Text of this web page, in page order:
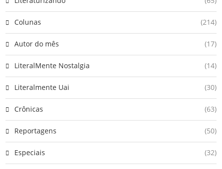
Colunas (214)
Autor do mês (17)
LiteralMente Nostalgia (14)
Literalmente Uai (30)
Crônicas (63)
Reportagens (50)
Especiais (32)